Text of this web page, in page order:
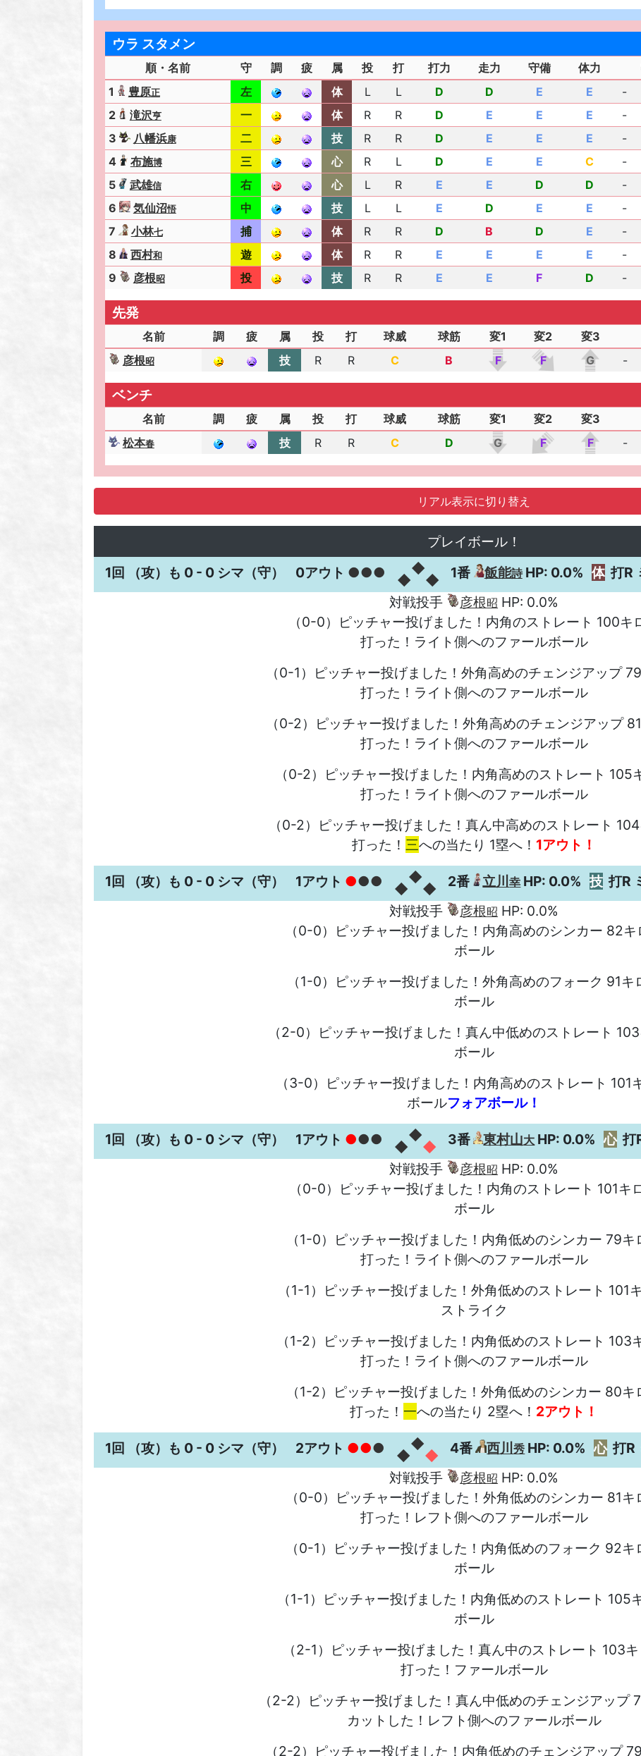
ウラ スタメン
順・名前 守 調 疲 属 投 打 打力 走力 守備 体力
1
豊原正 左 体 L L D D E E -
2
滝沢亨 一 体 R R D E E E -
3
八幡浜康 二 技 R R D E E E -
4
布施博 三 心 R L D E E C -
5
武雄信 右 心 L R E E D D -
6
気仙沼悟 中 技 L L E D E E -
7
小林七 捕 体 R R D B D E -
8
西村和 遊 体 R R E E E E -
9
彦根昭 投 技 R R E E F D -
先発
名前 調 疲 属 投 打 球威 球筋 変1 変2 変3
彦根昭 技 R R C B F F G -
ベンチ
名前 調 疲 属 投 打 球威 球筋 変1 変2 変3
松本春 技 R R C D G F F -
リアル表示に切り替え
プレイボール！
1回 （攻）も 0 - 0 シマ（守）
0アウト ●●● ◆
◆ ◆ 1番 飯能詩HP: 0.0% 体 打R
対戦投手
彦根昭 HP: 0.0%
（0-0）ピッチャー投げました！内角のストレート 100キ
打った！ライト側へのファールボール
（0-1）ピッチャー投げました！外角高めのチェンジアップ 79
打った！ライト側へのファールボール
（0-2）ピッチャー投げました！外角高めのチェンジアップ 81
打った！ライト側へのファールボール
（0-2）ピッチャー投げました！内角高めのストレート 105
打った！ライト側へのファールボール
（0-2）ピッチャー投げました！真ん中高めのストレート 104
打った！ 三への当たり 1塁へ！ 1アウト！
1回 （攻）も 0 - 0 シマ（守） 1アウト ●●● ◆
◆ ◆ 2番 立川幸 HP: 0.0% 技 打R
対戦投手
彦根昭 HP: 0.0%
（0-0）ピッチャー投げました！内角高めのシンカー 82キ
ボール
（1-0）ピッチャー投げました！外角高めのフォーク 91キ
ボール
（2-0）ピッチャー投げました！真ん中低めのストレート 103
ボール
（3-0）ピッチャー投げました！内角高めのストレート 101
ボールフォアボール！
1回 （攻）も 0 - 0 シマ（守） 1アウト ●●● ◆
◆ ◆ 3番 東村山大 HP: 0.0% 心 打
対戦投手
彦根昭 HP: 0.0%
（0-0）ピッチャー投げました！内角のストレート 101キ
ボール
（1-0）ピッチャー投げました！内角低めのシンカー 79キ
打った！ライト側へのファールボール
（1-1）ピッチャー投げました！外角低めのストレート 101
ストライク
（1-2）ピッチャー投げました！内角低めのストレート 103
打った！ライト側へのファールボール
（1-2）ピッチャー投げました！外角低めのシンカー 80キ
打った！ 一への当たり 2塁へ！ 2アウト！
1回 （攻）も 0 - 0 シマ（守） 2アウト ●●● ◆
◆ ◆ 4番 西川秀 HP: 0.0% 心 打R
対戦投手
彦根昭 HP: 0.0%
（0-0）ピッチャー投げました！外角低めのシンカー 81キ
打った！レフト側へのファールボール
（0-1）ピッチャー投げました！内角低めのフォーク 92キ
ボール
（1-1）ピッチャー投げました！内角低めのストレート 105
ボール
（2-1）ピッチャー投げました！真ん中のストレート 103キ
打った！ファールボール
（2-2）ピッチャー投げました！真ん中低めのチェンジアップ
カットした！レフト側へのファールボール
（2-2）ピッチャー投げました！内角低めのチェンジアップ